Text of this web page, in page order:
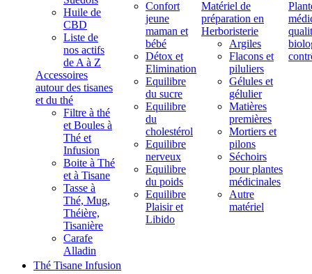
Huile de
CBD
Liste de
nos actifs
de A à Z
Accessoires
autour des tisanes
et du thé
Filtre à thé
et Boules à
Thé et
Infusion
Boite à Thé
et à Tisane
Tasse à
Thé, Mug,
Théière,
Tisanière
Carafe
Alladin
Confort
jeune
maman et
bébé
Détox et
Elimination
Equilibre
du sucre
Equilibre
du
cholestérol
Equilibre
nerveux
Equilibre
du poids
Equilibre
Plaisir et
Libido
Matériel de
préparation en
Herboristerie
Argiles
Flacons et
piluliers
Gélules et
gélulier
Matières
premières
Mortiers et
pilons
Séchoirs
pour plantes
médicinales
Autre
matériel
Thé Tisane Infusion